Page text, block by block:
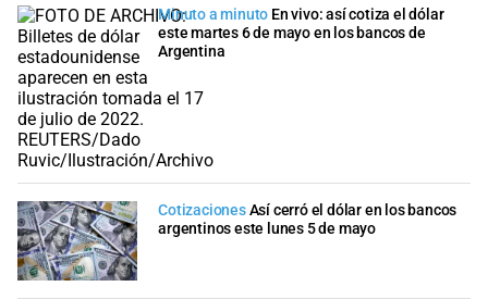
Minuto a minuto En vivo: así cotiza el dólar
este martes 6 de mayo en los bancos de
Argentina
CotizacionesAsí cerró el dólar en los bancos
argentinos este lunes 5 de mayo